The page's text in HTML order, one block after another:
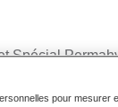
Spécial
dans les
286.
pour mesurer